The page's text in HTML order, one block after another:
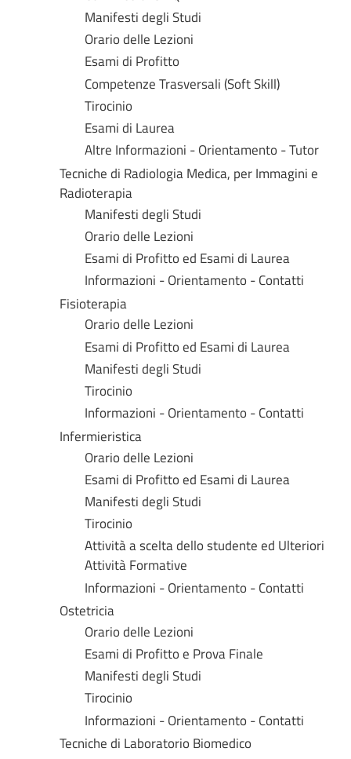
Manifesti degli Studi
Orario delle Lezioni
Esami di Profitto
Competenze Trasversali (Soft Skill)
Tirocinio
Esami di Laurea
Altre Informazioni - Orientamento - Tutor
Tecniche di Radiologia Medica, per Immagini e
Radioterapia
Manifesti degli Studi
Orario delle Lezioni
Esami di Profitto ed Esami di Laurea
Informazioni - Orientamento - Contatti
Fisioterapia
Orario delle Lezioni
Esami di Profitto ed Esami di Laurea
Manifesti degli Studi
Tirocinio
Informazioni - Orientamento - Contatti
Infermieristica
Orario delle Lezioni
Esami di Profitto ed Esami di Laurea
Manifesti degli Studi
Tirocinio
Attività a scelta dello studente ed Ulteriori
Attività Formative
Informazioni - Orientamento - Contatti
Ostetricia
Orario delle Lezioni
Esami di Profitto e Prova Finale
Manifesti degli Studi
Tirocinio
Informazioni - Orientamento - Contatti
Tecniche di Laboratorio Biomedico